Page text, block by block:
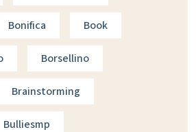
Bonifica Book
Borsellino
Brainstorming
Bulliesmp